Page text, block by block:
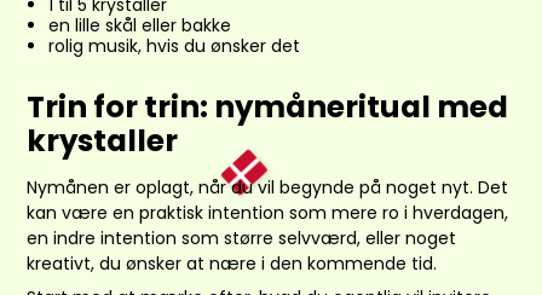
1 til 5 krystaller
en lille skål eller bakke
rolig musik, hvis du ønsker det
Trin for trin: nymåneritual med
krystaller
Nymånen er oplagt, når du vil begynde på noget nyt. Det
kan være en praktisk intention som mere ro i hverdagen,
en indre intention som større selvværd, eller noget
kreativt, du ønsker at nære i den kommende tid.